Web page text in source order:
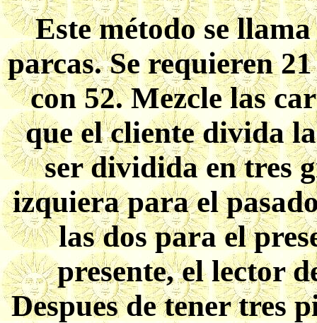
Este método se
parcas. Se requieren
con 52. Mezcle las
que el cliente divida
ser dividida en tres
izquiera para el
las dos para el
presente, el lector
Despues de tener tres